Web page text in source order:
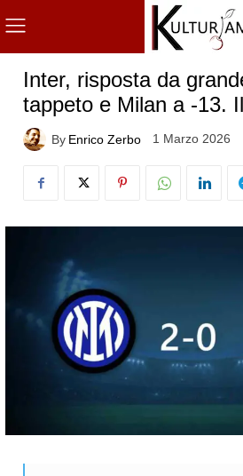
Inter, risposta da
tappeto e Milan a -13.
By Enrico Zerbo 1 Marzo 2026